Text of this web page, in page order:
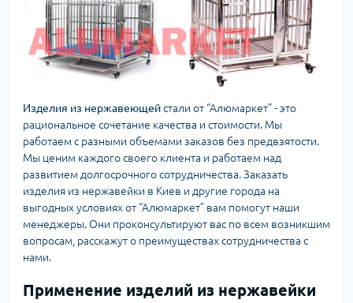
Изделия из нержавеющейстали от “Алюмаркет” - это
рациональное сочетание качества и стоимости. Мы
работаем с разными объемами заказов без предвзятости.
Мы ценим каждого своего клиента и работаем над
развитием долгосрочного сотрудничества. Заказать
изделия из нержавейки в Киев и другие города на
выгодных условиях от “Алюмаркет” вам помогут наши
менеджеры. Они проконсультируют вас по всем возникшим
вопросам, расскажут о преимуществах сотрудничества с
нами.
Применение изделий из нержавейки